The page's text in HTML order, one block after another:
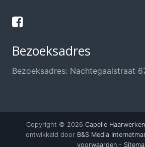
Bezoeksadres
Bezoeksadres: Nachtegaalstraat
Copyright © 2026 Capelle Haarwerken
ontwikkeld door B&S Media
voorwaarden -